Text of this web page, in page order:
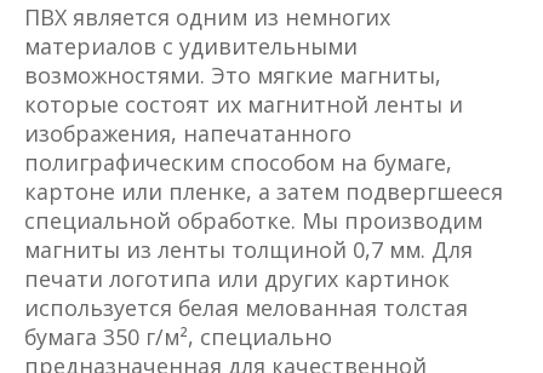
ПВХ является одним из немногих
материалов с удивительными
возможностями. Это мягкие магниты,
которые состоят их магнитной ленты и
изображения, напечатанного
полиграфическим способом на бумаге,
картоне или пленке, а затем подвергшееся
специальной обработке. Мы производим
магниты из ленты толщиной 0,7 мм. Для
печати логотипа или других картинок
используется белая мелованная толстая
бумага 350 г/м², специально
предназначенная для качественной